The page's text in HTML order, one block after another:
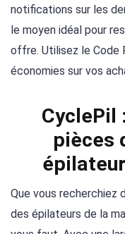
notifications sur les
le moyen idéal pour
offre. Utilisez le Code
économies sur vos
CyclePil
pièces
Que vous recherchiez
des épilateurs de la